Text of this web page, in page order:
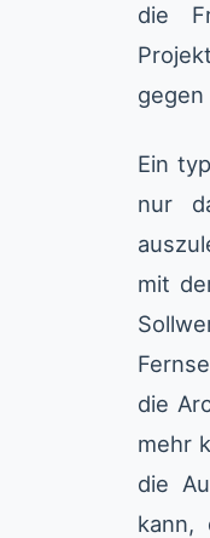
die
Ein
nur
mit
die
mehr
die
kann,